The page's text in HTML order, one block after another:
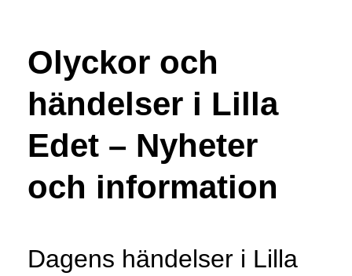
Olyckor och
händelser i Lilla
Edet – Nyheter
och information
Dagens händelser i Lilla